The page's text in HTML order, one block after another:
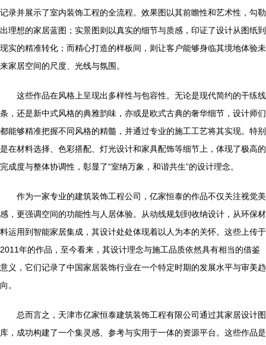
记录并展示了室内装饰工程的全流程。效果图以其前瞻性和艺术性，勾勒
出理想的家居蓝图；实景图则以真实的细节与质感，印证了设计从图纸到
现实的精准转化；而精心打造的样板间，则让客户能够身临其境地体验未
来家居空间的尺度、光线与氛围。
这些作品在风格上呈现出多样性与包容性。无论是现代简约的干练线
条，还是新中式风格的典雅韵味，亦或是欧式古典的奢华细节，设计师们
都能够精准把握不同风格的精髓，并通过专业的施工工艺将其实现。特别
是在材料选择、色彩搭配、灯光设计和家具配饰等细节上，体现了极高的
完成度与整体协调性，彰显了“室纳万象，和谐共生”的设计理念。
作为一家专业的建筑装饰工程公司，亿家恒泰的作品不仅关注视觉美
感，更强调空间的功能性与人居体验。从动线规划到收纳设计，从环保材
料运用到智能家居集成，其设计处处体现着以人为本的关怀。这些上传于
2011年的作品，至今看来，其设计理念与施工品质依然具有相当的借鉴
意义，它们记录了中国家居装饰行业在一个特定时期的发展水平与审美趋
向。
总而言之，天津市亿家恒泰建筑装饰工程有限公司通过其家居设计图
库，成功构建了一个集灵感、参考与实用于一体的资源平台。这些作品是